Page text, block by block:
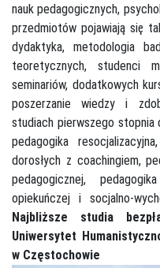
nauk pedagogicznych,
przedmiotów pojawiają się
dydaktyka, metodologia
teoretycznych, studenci
seminariów, dodatkowych
poszerzanie wiedzy i
studiach pierwszego stopnia
pedagogika
dorosłych z coachingiem,
pedagogicznej,
opiekuńczej i socjalno-
Najbliższe studia
Uniwersytet
w Częstochowie